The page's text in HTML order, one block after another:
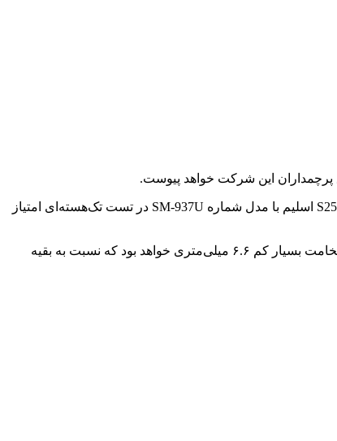
این گوشی اخیراً در بنچمارک معتبر گیک بنچ مشاهده شده است و با عملکرد قابل‌توجه خود، توجه علاقه‌مندان را به خود جلب کرده است. گلکسی S25 اسلیم با مدل شماره SM-937U در تست تک‌هسته‌ای امتیاز
قلب تپنده این گوشی، تراشه سفارشی اسنپدراگون ۸ الیت بوده که با ۱۲ گیگابایت حافظه رم همراه شده است. گفته می‌شود این گوشی دارای ضخامت بسیار کم ۶.۶ میلی‌متری خواهد بود که نسبت به بقیه